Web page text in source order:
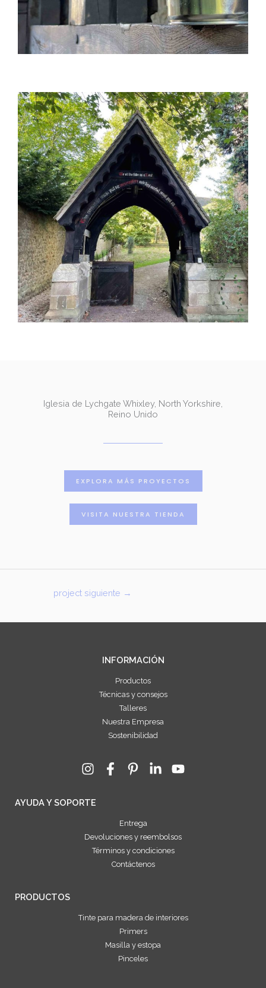
Iglesia de Lychgate Whixley, North Yorkshire,
Reino Unido
EXPLORA MÁS PROYECTOS
VISITA NUESTRA TIENDA
project siguiente →
INFORMACIÓN
Productos
Técnicas y consejos
Talleres
Nuestra Empresa
Sostenibilidad
AYUDA Y SOPORTE
Entrega
Devoluciones y reembolsos
Términos y condiciones
Contáctenos
PRODUCTOS
Tinte para madera de interiores
Primers
Masilla y estopa
Pinceles